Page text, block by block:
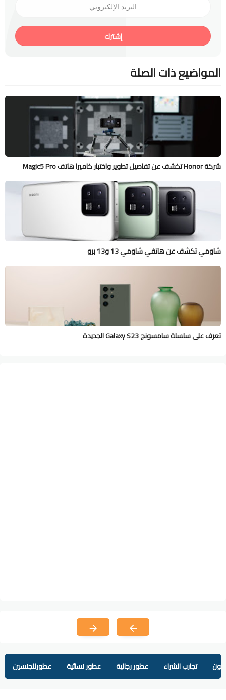
إشترك
المواضيع ذات الصلة
شركة Honor تكشف عن تفاصيل تطوير واختبار كاميرا هاتف Magic5 Pro
شاومي تكشف عن هاتفي شاومي 13 و13 برو
تعرف على سلسلة سامسونج Galaxy S23 الجديدة
تجارب الشراء عطور رجالية عطور نسائية عطورللجنسين